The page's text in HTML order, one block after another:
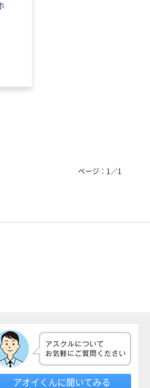
ページ： 1 ／1
アオイくんに聞いてみる